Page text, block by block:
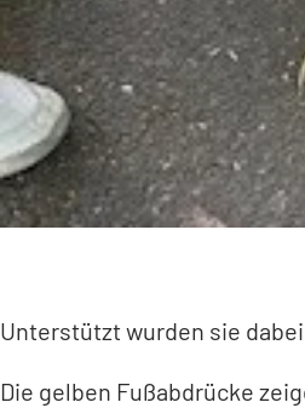
Unterstützt wurden sie
Die gelben Fußabdrücke